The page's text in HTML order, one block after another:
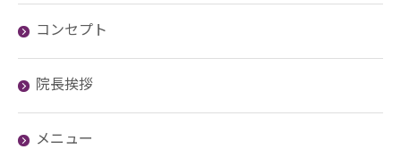
コンセプト
院長挨拶
メニュー